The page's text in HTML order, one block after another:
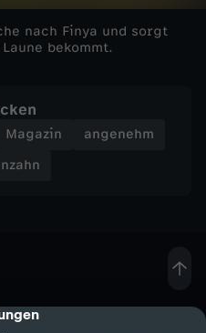
nach Finya und sorgt
bekommt.
Magazin
angenehm